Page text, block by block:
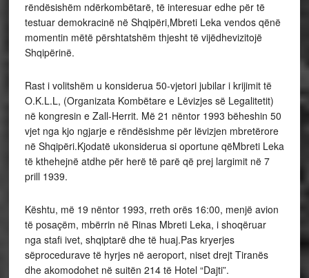
rëndësishëm ndërkombëtarë, të interesuar edhe për të
testuar demokracinë në Shqipëri,Mbreti Leka vendos qënë
momentin mëtë përshtatshëm thjesht të vijëdhevizitojë
Shqipërinë.
Rast i volitshëm u konsiderua 50-vjetori jubilar i krijimit të
O.K.L.L, (Organizata Kombëtare e Lëvizjes së Legalitetit)
në kongresin e Zall-Herrit. Më 21 nëntor 1993 bëheshin 50
vjet nga kjo ngjarje e rëndësishme për lëvizjen mbretërore
në Shqipëri.Kjodatë ukonsiderua si oportune qëMbreti Leka
të kthehejnë atdhe për herë të parë që prej largimit në 7
prill 1939.
Kështu, më 19 nëntor 1993, rreth orës 16:00, menjë avion
të posaçëm, mbërrin në Rinas Mbreti Leka, i shoqëruar
nga stafi ivet, shqiptarë dhe të huaj.Pas kryerjes
sëprocedurave të hyrjes në aeroport, niset drejt Tiranës
dhe akomodohet në suitën 214 të Hotel “Dajti”.